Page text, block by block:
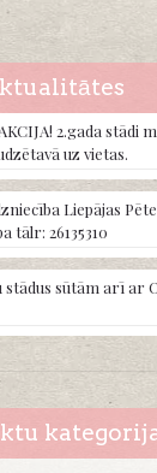
2.gada stādi
uz vietas.
Liepājas
tālr: 26135310
sūtām arī ar